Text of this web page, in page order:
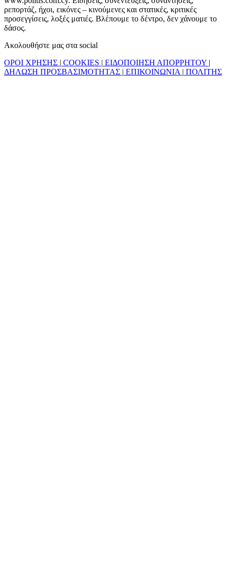
ρεπορτάζ, ήχοι, εικόνες – κινούμενες και στατικές, κριτικές
προσεγγίσεις, λοξές ματιές. Βλέπουμε το δέντρο, δεν χάνουμε το
δάσος.
Ακολουθήστε μας στα social
ΟΡΟΙ ΧΡΗΣΗΣ | COOKIES | ΕΙΔΟΠΟΙΗΣΗ ΑΠΟΡΡΗΤΟΥ |
ΔΗΛΩΣΗ ΠΡΟΣΒΑΣΙΜΟΤΗΤΑΣ | ΕΠΙΚΟΙΝΩΝΙΑ | ΠΟΛΙΤΗΣ